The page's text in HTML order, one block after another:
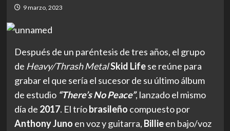
9 marzo, 2023
Después de un paréntesis de tres años, el grupo
de Heavy/Thrash MetalSkid Lifese reúne para
grabar el que sería el sucesor de su último álbum
de estudio “There’s No Peace”, lanzado el mismo
día de 2017. El tríobrasileño compuesto por
AnthonyJuno en voz y guitarra, Billieen bajo/voz